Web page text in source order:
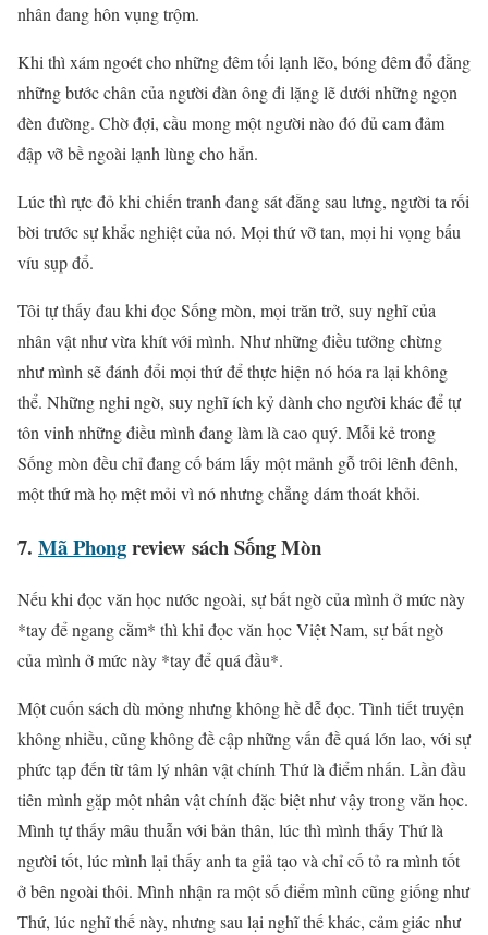
nhân đang hôn vụng trộm.
Khi thì xám ngoét cho những đêm tối lạnh lẽo, bóng đêm đổ đằng
những bước chân của người đàn ông đi lặng lẽ dưới những ngọn
đèn đường. Chờ đợi, cầu mong một người nào đó đủ cam đảm
đập vỡ bề ngoài lạnh lùng cho hắn.
Lúc thì rực đỏ khi chiến tranh đang sát đằng sau lưng, người ta rối
bời trước sự khắc nghiệt của nó. Mọi thứ vỡ tan, mọi hi vọng bấu
víu sụp đổ.
Tôi tự thấy đau khi đọc Sống mòn, mọi trăn trở, suy nghĩ của
nhân vật như vừa khít với mình. Như những điều tưởng chừng
như mình sẽ đánh đổi mọi thứ để thực hiện nó hóa ra lại không
thể. Những nghi ngờ, suy nghĩ ích kỷ dành cho người khác để tự
tôn vinh những điều mình đang làm là cao quý. Mỗi kẻ trong
Sống mòn đều chỉ đang cố bám lấy một mảnh gỗ trôi lênh đênh,
một thứ mà họ mệt mỏi vì nó nhưng chẳng dám thoát khỏi.
7. Mã Phongreview sách Sống Mòn
Nếu khi đọc văn học nước ngoài, sự bất ngờ của mình ở mức này
*tay để ngang cằm* thì khi đọc văn học Việt Nam, sự bất ngờ
của mình ở mức này *tay để quá đầu*.
Một cuốn sách dù mỏng nhưng không hề dễ đọc. Tình tiết truyện
không nhiều, cũng không đề cập những vấn đề quá lớn lao, với sự
phức tạp đến từ tâm lý nhân vật chính Thứ là điểm nhấn. Lần đầu
tiên mình gặp một nhân vật chính đặc biệt như vậy trong văn học.
Mình tự thấy mâu thuẫn với bản thân, lúc thì mình thấy Thứ là
người tốt, lúc mình lại thấy anh ta giả tạo và chỉ cố tỏ ra mình tốt
ở bên ngoài thôi. Mình nhận ra một số điểm mình cũng giống như
Thứ, lúc nghĩ thế này, nhưng sau lại nghĩ thế khác, cảm giác như